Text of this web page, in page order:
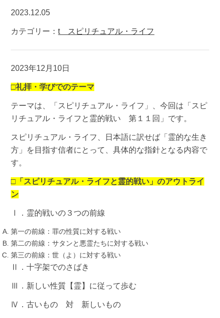
2023.12.05
カテゴリー：t スピリチュアル・ライフ
2023年12月10日
□礼拝・学びでのテーマ
テーマは、「スピリチュアル・ライフ」、今回は「スピ
リチュアル・ライフと霊的戦い 第１１回」です。
スピリチュアル・ライフ、日本語に訳せば「霊的な生き
方」を目指す信者にとって、具体的な指針となる内容で
す。
□「スピリチュアル・ライフと霊的戦い」のアウトライ
ン
Ⅰ．霊的戦いの３つの前線
第一の前線：罪の性質に対する戦い
第二の前線：サタンと悪霊たちに対する戦い
第三の前線：世（よ）に対する戦い
Ⅱ．十字架でのさばき
Ⅲ．新しい性質【霊】に従って歩む
Ⅳ．古いもの 対 新しいもの